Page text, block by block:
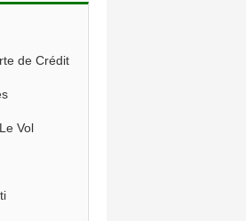
de Crédit
Vol